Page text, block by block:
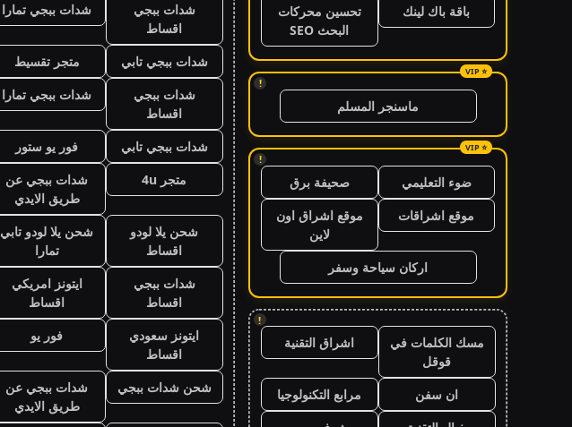
باقة باك لينك
تحسين محركات
البحث SEO
!
ماسنجر المسلم
!
ضوء التعليمي
صحيفة برق
موقع اشراقات
موقع اشراق اون
لاين
اركان سياحة وسفر
!
مسك الكلمات في
قوقل
اشراق التقنية
ان سفن
مرابع التكنولوجيا
شدات ببجي
اقساط
شدات ببجي تمارا
شدات ببجي تابي
متجر تقسيط
شدات ببجي
اقساط
شدات ببجي تمارا
شدات ببجي تابي
فور يو ستور
متجر 4u
شدات ببجي عن
طريق الايدي
شحن يلا لودو
اقساط
شحن يلا لودو تابي
تمارا
شدات ببجي
اقساط
ايتونز امريكي
اقساط
ايتونز سعودي
اقساط
فور يو
شحن شدات ببجي
شدات ببجي عن
طريق الايدي